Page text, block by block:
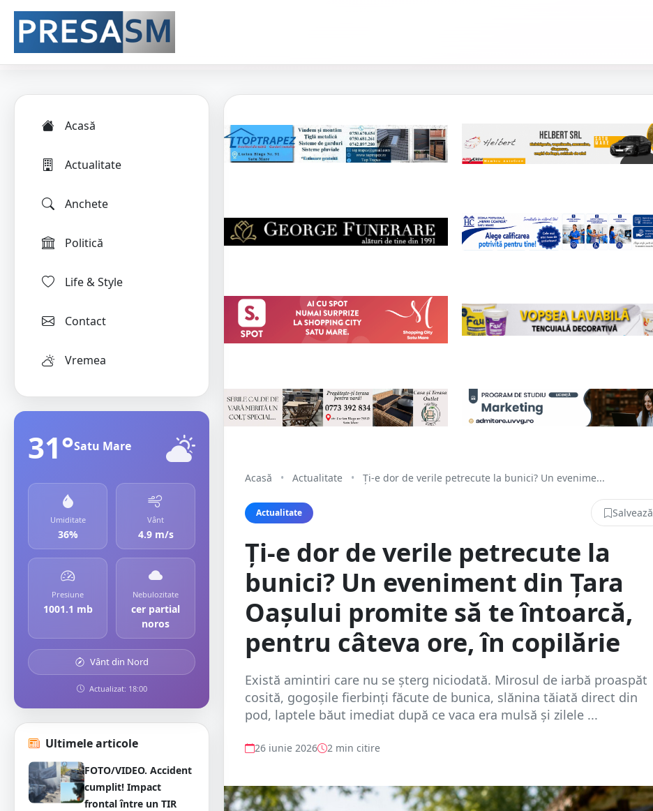
Acasă
Actualitate
Anchete
Politică
Life & Style
Contact
Vremea
31°Satu Mare
Umiditate
36%
Vânt
4.9 m/s
Presiune
1001.1 mb
Nebulozitate
cer partial
noros
Vânt din Nord
Actualizat: 18:00
Ultimele articole
FOTO/VIDEO. Accident
cumplit! Impact
frontal între un TIR
Acasă • Actualitate • Ți-e dor de verile petrecute la bunici? Un evenime...
Actualitate Salvează
Ți-e dor de verile petrecute la
bunici? Un eveniment din Țara
Oașului promite să te întoarcă,
pentru câteva ore, în copilărie
Există amintiri care nu se șterg niciodată. Mirosul de iarbă proaspăt
cosită, gogoșile fierbinți făcute de bunica, slănina tăiată direct din
pod, laptele băut imediat după ce vaca era mulsă și zilele ...
26 iunie 2026 2 min citire